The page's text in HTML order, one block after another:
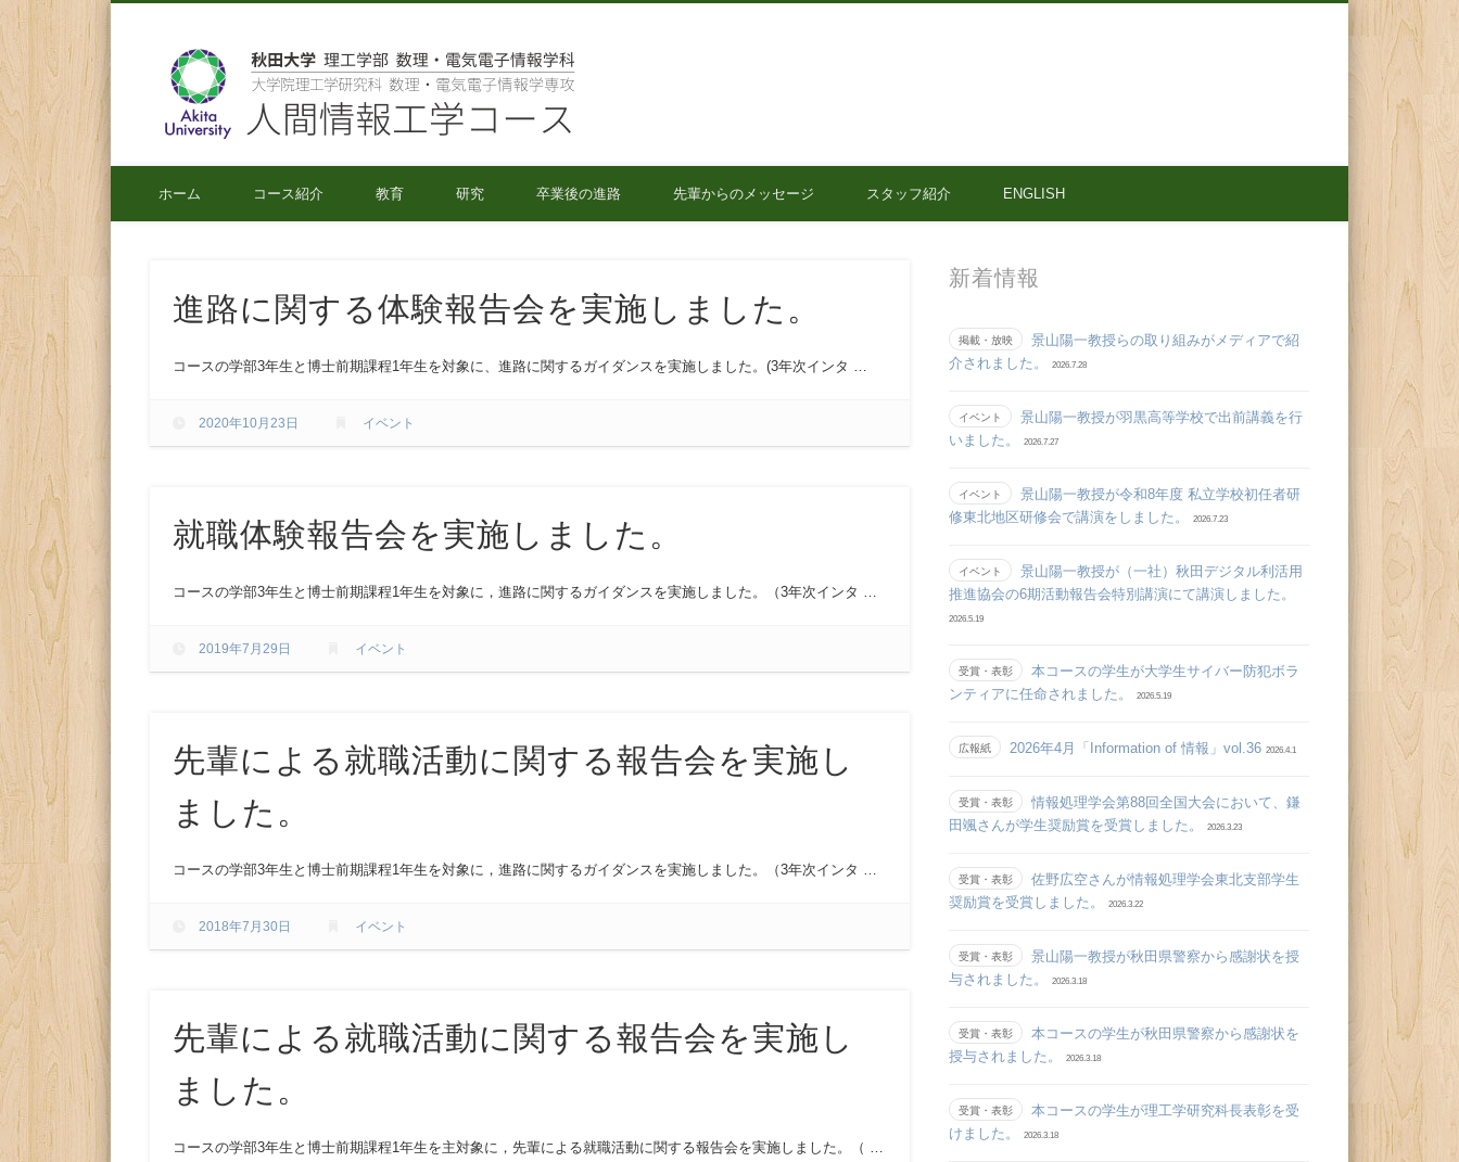
秋田大学 理工学部 数理・電気電子情報学科
ホーム コース紹介 教育 研究 卒業後の進路 先輩からのメッセージ スタッフ紹介 ENGLISH
進路に関する体験報告会を実施しました。
コースの学部3年生と博士前期課程1年生を対象に、進路に関するガイダンスを実施しました。(3年次インタ …
2020年10月23日 イベント
就職体験報告会を実施しました。
コースの学部3年生と博士前期課程1年生を対象に，進路に関するガイダンスを実施しました。（3年次インタ …
2019年7月29日 イベント
先輩による就職活動に関する報告会を実施し
ました。
コースの学部3年生と博士前期課程1年生を対象に，進路に関するガイダンスを実施しました。（3年次インタ …
2018年7月30日 イベント
先輩による就職活動に関する報告会を実施し
ました。
コースの学部3年生と博士前期課程1年生を主対象に，先輩による就職活動に関する報告会を実施しました。（ …
新着情報
掲載・放映
景山陽一教授らの取り組みがメディアで紹
介されました。
2026.7.28
イベント
景山陽一教授が羽黒高等学校で出前講義を行
いました。
2026.7.27
イベント
景山陽一教授が令和8年度 私立学校初任者研
修東北地区研修会で講演をしました。
2026.7.23
イベント
景山陽一教授が（一社）秋田デジタル利活用
推進協会の6期活動報告会特別講演にて講演しました。
2026.5.19
受賞・表彰
本コースの学生が大学生サイバー防犯ボラ
ンティアに任命されました。
2026.5.19
広報紙 2026年4月「Information of 情報」vol.36 2026.4.1
受賞・表彰
情報処理学会第88回全国大会において、鎌
田颯さんが学生奨励賞を受賞しました。
2026.3.23
受賞・表彰
佐野広空さんが情報処理学会東北支部学生
奨励賞を受賞しました。
2026.3.22
受賞・表彰
景山陽一教授が秋田県警察から感謝状を授
与されました。
2026.3.18
受賞・表彰
本コースの学生が秋田県警察から感謝状を
授与されました。
2026.3.18
受賞・表彰
本コースの学生が理工学研究科長表彰を受
けました。
2026.3.18